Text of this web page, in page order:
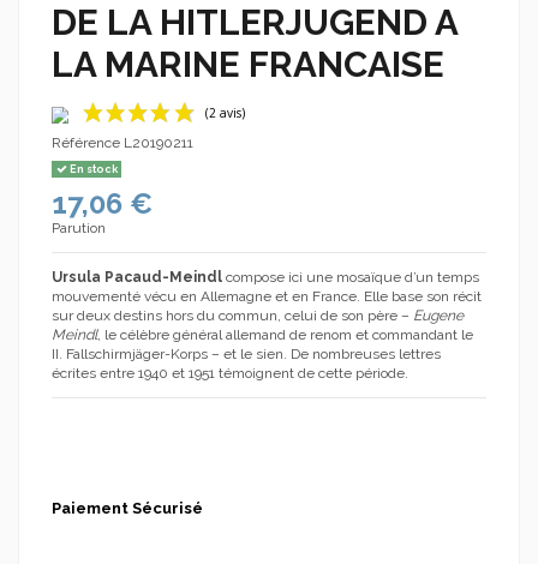
DE LA HITLERJUGEND A
LA MARINE FRANCAISE
(2 avis)
Référence L20190211
En stock
17,06 €
Parution
Ursula Pacaud-Meindl compose ici une mosaïque d’un temps
mouvementé vécu en Allemagne et en France. Elle base son récit
sur deux destins hors du commun, celui de son père – Eugene
Meindl, le célèbre général allemand de renom et commandant le
II. Fallschirmjäger-Korps – et le sien. De nombreuses lettres
écrites entre 1940 et 1951 témoignent de cette période.
Paiement Sécurisé